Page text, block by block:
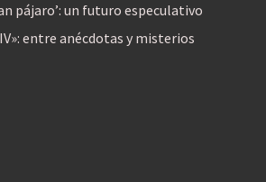
pájaro’: un futuro especulativo
entre anécdotas y misterios